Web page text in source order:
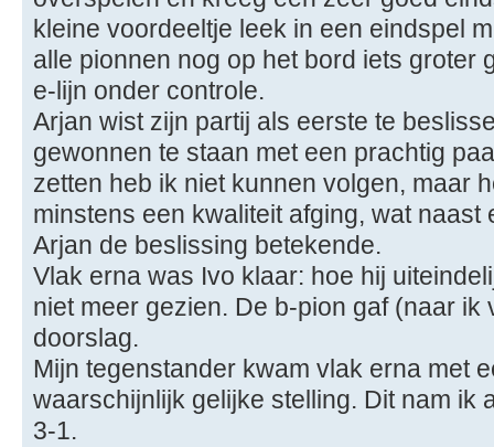
kleine voordeeltje leek in een eindspel
alle pionnen nog op het bord iets groter
e-lijn onder controle.
Arjan wist zijn partij als eerste te
gewonnen te staan met een prachtig
zetten heb ik niet kunnen volgen, maar
minstens een kwaliteit afging, wat
Arjan de beslissing betekende.
Vlak erna was Ivo klaar: hoe hij
niet meer gezien. De b-pion gaf (naar ik
doorslag.
Mijn tegenstander kwam vlak erna met
waarschijnlijk gelijke stelling. Dit nam ik
3-1.